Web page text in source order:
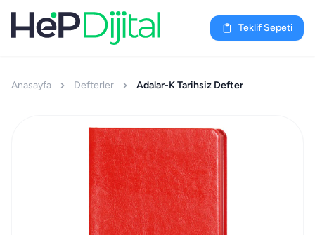
Teklif Sepeti
Anasayfa Defterler Adalar-K Tarihsiz Defter